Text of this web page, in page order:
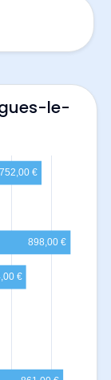
le-